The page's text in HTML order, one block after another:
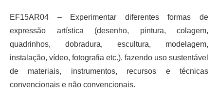
EF15AR04 – Experimentar diferentes formas de
expressão artística (desenho, pintura, colagem,
quadrinhos, dobradura, escultura, modelagem,
instalação, vídeo, fotografia etc.), fazendo uso sustentável
de materiais, instrumentos, recursos e técnicas
convencionais e não convencionais.